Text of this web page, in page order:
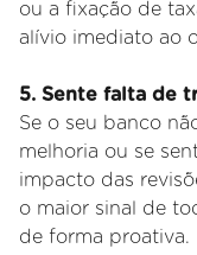
ou a fixação de
alívio imediato ao
5. Sente falta de
Se o seu banco
melhoria ou se
impacto das
o maior sinal de
de forma proativa.